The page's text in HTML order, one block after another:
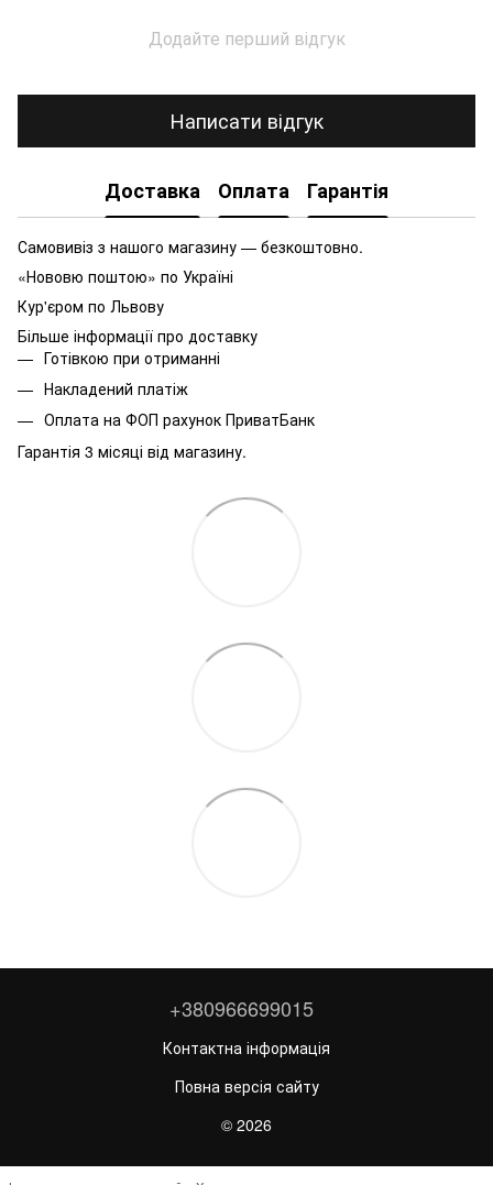
Додайте перший відгук
Написати відгук
Доставка Оплата Гарантія
Самовивіз з нашого магазину — безкоштовно.
«Нововю поштою» по Україні
Кур'єром по Львову
Більше інформації про доставку
Готівкою при отриманні
Накладений платіж
Оплата на ФОП рахунок ПриватБанк
Гарантія 3 місяці від магазину.
+380966699015
Контактна інформація
Повна версія сайту
© 2026